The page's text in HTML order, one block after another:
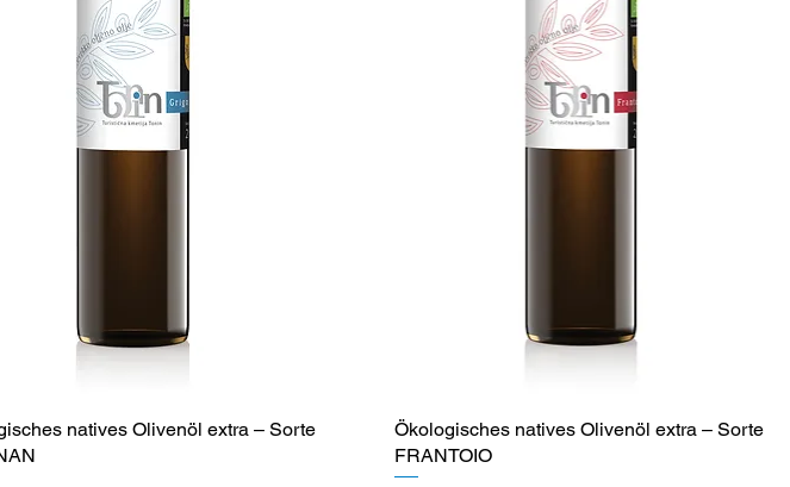
Schnellansicht
natives Olivenöl extra – Sorte
Schnellansicht
Ökologisches natives Olivenöl extra – Sorte
FRANTOIO